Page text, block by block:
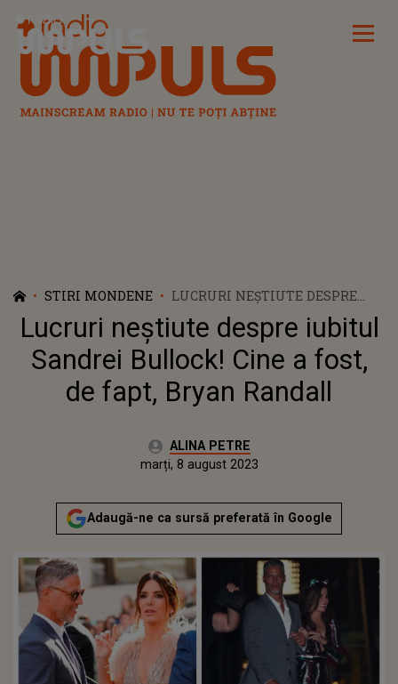
Radio Impuls
STIRI MONDENE
LUCRURI NEȘTIUTE DESPRE
IUBITUL SANDREI BULLOCK!
CINE A FOST, DE FAPT, BRYAN
RANDALL
Lucruri neștiute despre iubitul
Sandrei Bullock! Cine a fost,
de fapt, Bryan Randall
Autor:ALINA PETRE
Actualizat:
marți, 8 august 2023
Adaugă-ne ca sursă preferată în Google